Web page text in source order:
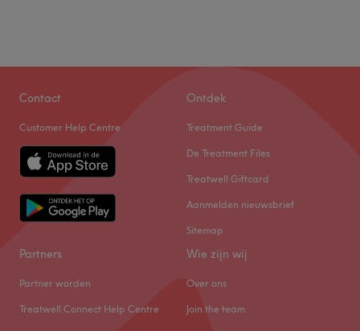
Contact
Customer Help Centre
Ontdek
Treatment Guide
De Treatment Files
Treatwell Giftcard
Aanmelden nieuwsbrief
Sitemap
Partners
Partner worden
Treatwell Connect Help Centre
Wie zijn wij
Over ons
Join the team